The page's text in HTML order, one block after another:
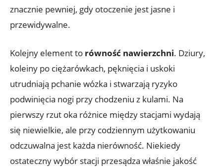
znacznie pewniej, gdy otoczenie jest jasne i
przewidywalne.
Kolejny element to równość nawierzchni. Dziury,
koleiny po ciężarówkach, pęknięcia i uskoki
utrudniają pchanie wózka i stwarzają ryzyko
podwinięcia nogi przy chodzeniu z kulami. Na
pierwszy rzut oka różnice między stacjami wydają
się niewielkie, ale przy codziennym użytkowaniu
odczuwalna jest każda nierówność. Niekiedy
ostateczny wybór stacji przesądza właśnie jakość